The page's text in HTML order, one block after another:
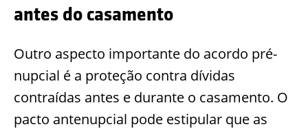
antes do casamento
Outro aspecto importante do acordo pré-
nupcial é a proteção contra dívidas
contraídas antes e durante o casamento. O
pacto antenupcial pode estipular que as